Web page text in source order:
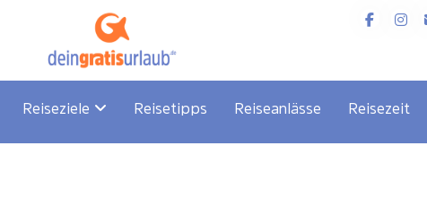
springen
Reiseziele Reisetipps Reiseanlässe Reisezeit